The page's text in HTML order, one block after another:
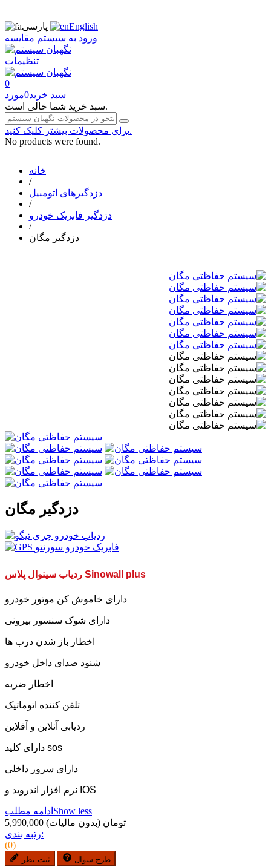
پارسی
English
ورود به سیستم مقایسه
تنظیمات
0
سبد خرید0مورد
سبد خرید شما خالی است.
برای محصولات بیشتر کلیک کنید.
No products were found.
خانه
/
دزدگیرهای اتومبیل
/
دزدگیر فابریک خودرو
/
دزدگیر مگان
دزدگیر مگان
ردیاب سینوال پلاس Sinowall plus
دارای خاموش کن موتور خودرو
دارای شوک سنسور بیرونی
اخطار باز شدن درب ها
شنود صدای داخل خودرو
اخطار ضربه
تلفن کننده اتوماتیک
ردیابی آنلاین و آفلاین
دارای کلید sos
دارای سرور داخلی
نرم افزار اندروید و IOS
ادامه مطلب Show less
5,990,000 تومان (بدون مالیات)
رتبه بندی:
(0)
ثبت نظر طرح سوال